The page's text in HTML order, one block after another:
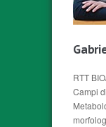
RTT
Campi